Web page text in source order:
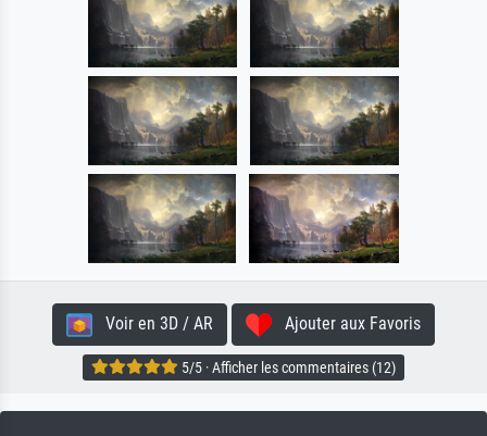
Voir en 3D / AR Ajouter aux Favoris
5/5 · Afficher les commentaires (12)